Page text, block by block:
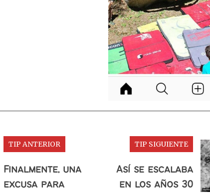
TIP ANTERIOR
Finalmente, una
excusa para
TIP SIGUIENTE
Así se escalaba
en los años 30